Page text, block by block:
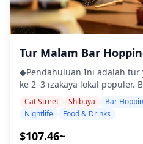
disewa tergantung pada
pita atau dasi [Paket B]
kemeja + rajutan [Paket C]
kemeja + rajutan + blazer + sepatu
Silakan pilih berdasarkan ・
sama) ・1 malam/2 hari
■Detail Toko KANKO SHOP
0001 Balai Kota Tokyo lantai
■Alur pada hari itu ・Silakan
Konfirmasikan detail aplikasi
Tur Malam Bar
◆Pendahuluan Ini adalah tur yang akan membawa Anda
ke 2–3 izakaya lokal populer.
makanan dan minuman
bawa uang tunai, dan
Mari berbagi pengalaman
bersama! ・Pilih area pilihan Anda: Cat Street dan
Cat Street Shibuya Bar
Nightlife
Food & Drinks
$107.46~